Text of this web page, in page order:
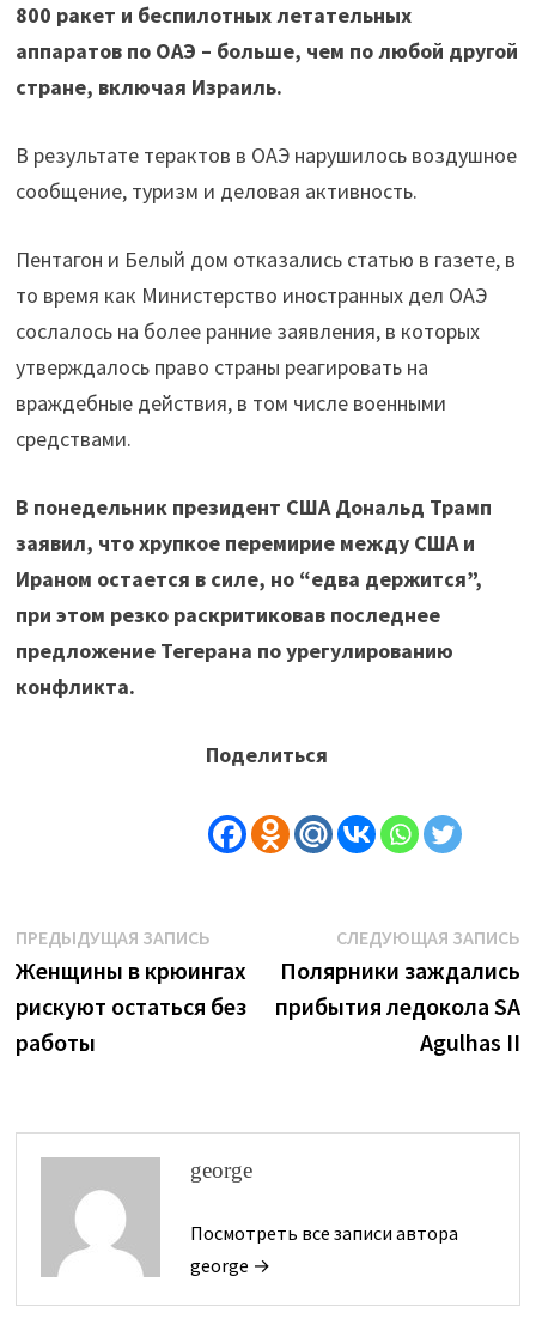
800 ракет и беспилотных летательных
аппаратов по ОАЭ – больше, чем по любой другой
стране, включая Израиль.
В результате терактов в ОАЭ нарушилось воздушное
сообщение, туризм и деловая активность.
Пентагон и Белый дом отказались статью в газете, в
то время как Министерство иностранных дел ОАЭ
сослалось на более ранние заявления, в которых
утверждалось право страны реагировать на
враждебные действия, в том числе военными
средствами.
В понедельник президент США Дональд Трамп
заявил, что хрупкое перемирие между США и
Ираном остается в силе, но “едва держится”,
при этом резко раскритиковав последнее
предложение Тегерана по урегулированию
конфликта.
Поделиться
Навигация
по
записям
ПРЕДЫДУЩАЯ ЗАПИСЬПредыдущая
запись:
Женщины в крюингах
рискуют остаться без
работы
СЛЕДУЮЩАЯ ЗАПИСЬ
Полярники заждались
прибытия ледокола SA
Agulhas II
george
Посмотреть все записи автора
george →